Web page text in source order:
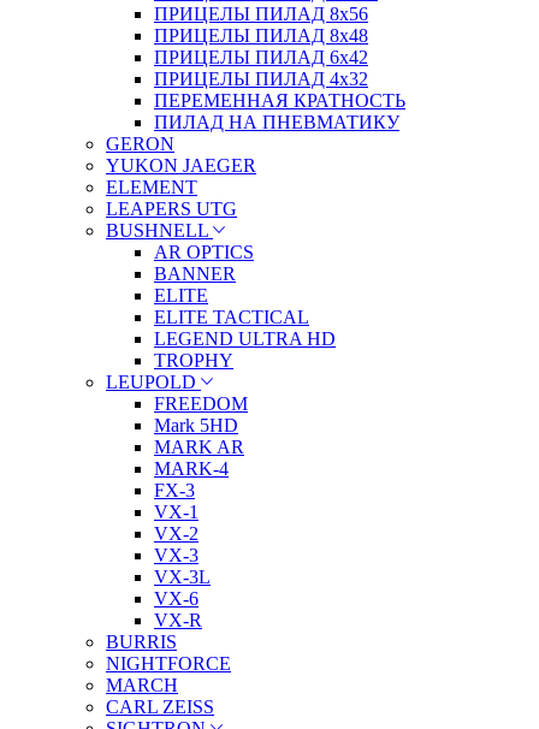
ПРИЦЕЛЫ ПИЛАД 8х56
ПРИЦЕЛЫ ПИЛАД 8х48
ПРИЦЕЛЫ ПИЛАД 6х42
ПРИЦЕЛЫ ПИЛАД 4х32
ПЕРЕМЕННАЯ КРАТНОСТЬ
ПИЛАД НА ПНЕВМАТИКУ
GERON
YUKON JAEGER
ELEMENT
LEAPERS UTG
BUSHNELL
AR OPTICS
BANNER
ELITE
ELITE TACTICAL
LEGEND ULTRA HD
TROPHY
LEUPOLD
FREEDOM
Mark 5HD
MARK AR
MARK-4
FX-3
VX-1
VX-2
VX-3
VX-3L
VX-6
VX-R
BURRIS
NIGHTFORCE
MARCH
CARL ZEISS